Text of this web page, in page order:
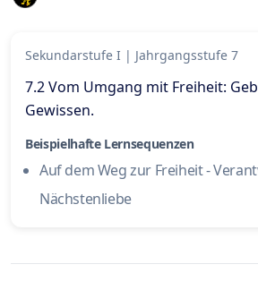
Sekundarstufe I | Jahrgangsstufe 7
7.2 Vom Umgang mit Freiheit:
Gewissen.
Beispielhafte Lernsequenzen
Auf dem Weg zur Freiheit -
Nächstenliebe